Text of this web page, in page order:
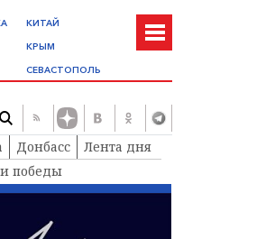
КИТАЙ
КРЫМ
СЕВАСТОПОЛЬ
Донбасс
Лента дня
победы